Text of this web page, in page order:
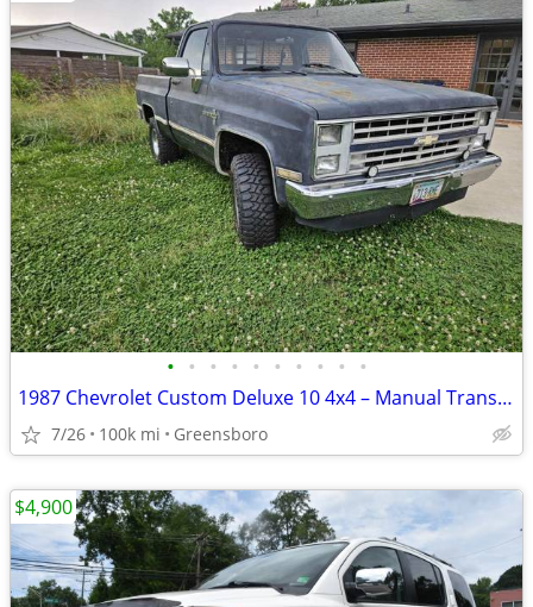
• • • • • • • • • •
1987 Chevrolet Custom Deluxe 10 4x4 – Manual Transmission
7/26 100k mi Greensboro
$4,900